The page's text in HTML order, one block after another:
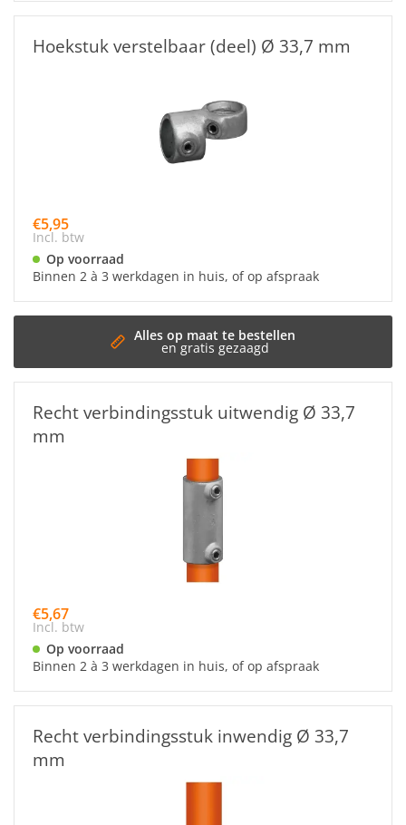
Hoekstuk verstelbaar (deel) Ø 33,7 mm
€5,95
Incl. btw
Op voorraad
Binnen 2 à 3 werkdagen in huis, of op afspraak
Recht verbindingsstuk uitwendig Ø 33,7
mm
€5,67
Incl. btw
Op voorraad
Binnen 2 à 3 werkdagen in huis, of op afspraak
Recht verbindingsstuk inwendig Ø 33,7
mm